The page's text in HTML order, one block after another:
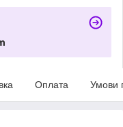
Оплата Умови